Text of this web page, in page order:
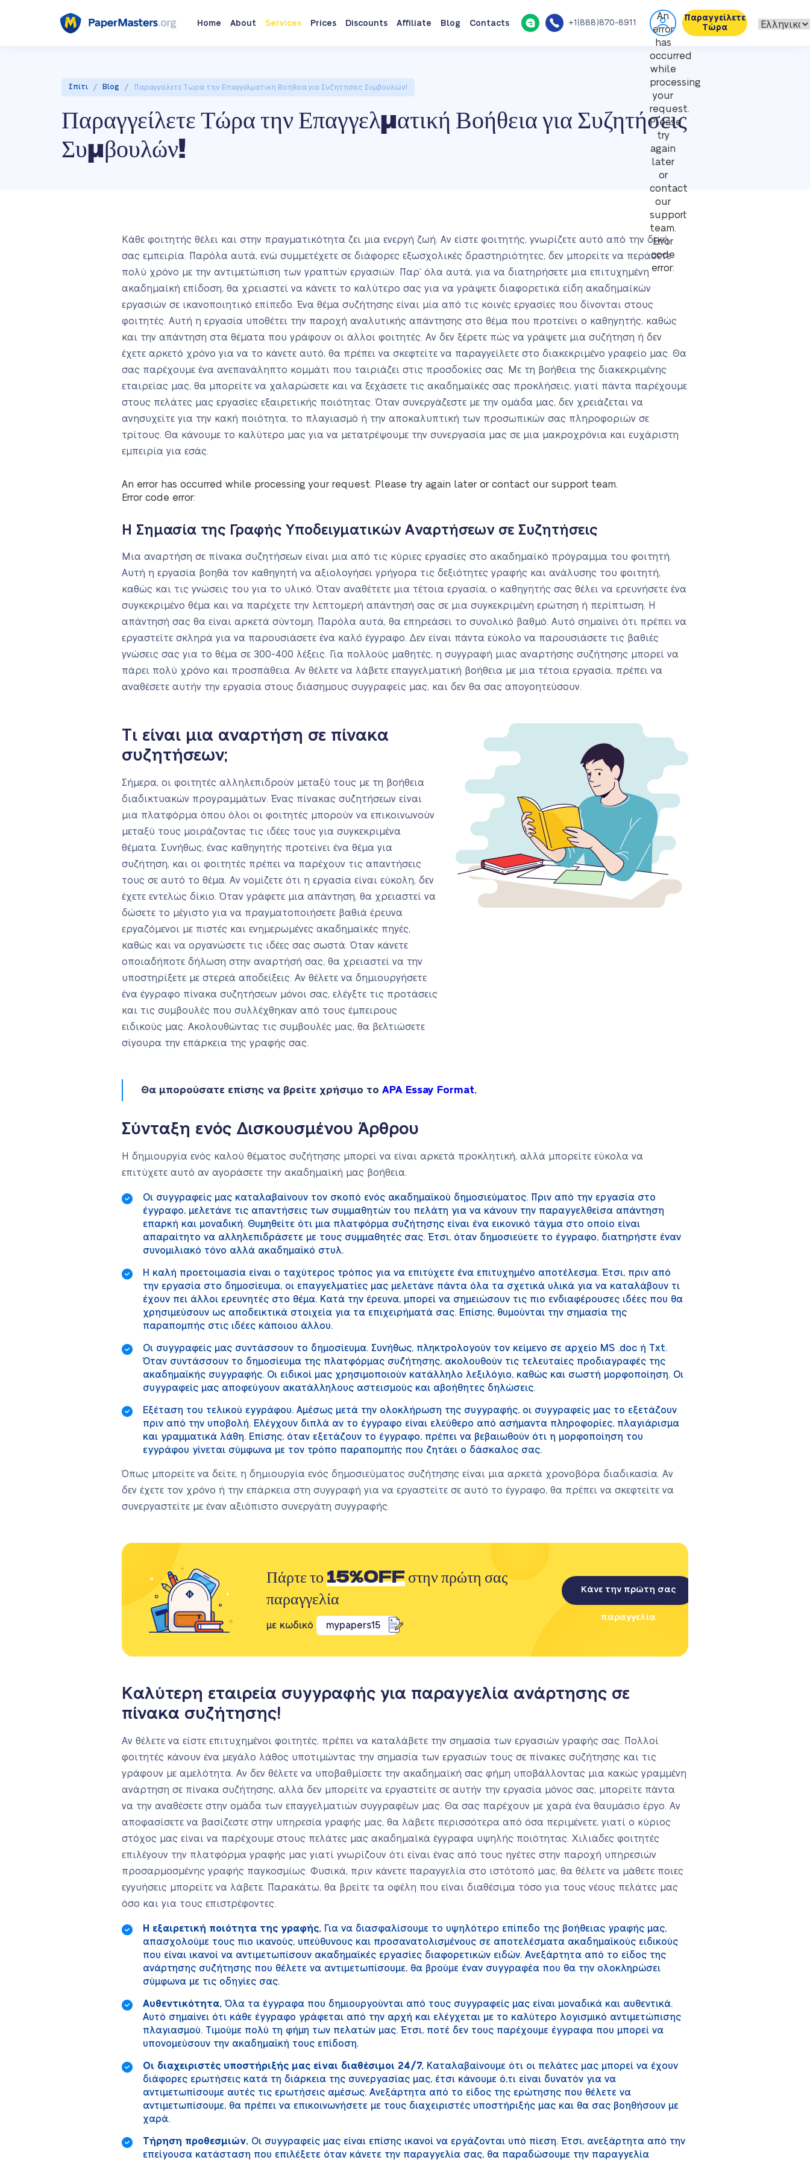
Home About Services Prices Discounts Affiliate Blog Contacts +1(888)870-8911
An
error
has
occurred
while
processing
your
request.
Please
try
again
later
or
contact
our
support
team.
Error
code
error:
Παραγγείλετε
Τώρα
Σπίτι / Blog / Παραγγείλετε Τώρα την Επαγγελματική Βοήθεια για Συζητήσεις Συμβουλών!
Παραγγείλετε Τώρα την Επαγγελματική Βοήθεια για Συζητήσεις
Συμβουλών!
Κάθε φοιτητής θέλει και στην πραγματικότητα ζει μια ενεργή ζωή. Αν είστε φοιτητής, γνωρίζετε αυτό από την δική
σας εμπειρία. Παρόλα αυτά, ενώ συμμετέχετε σε διάφορες εξωσχολικές δραστηριότητες, δεν μπορείτε να περάσετε
πολύ χρόνο με την αντιμετώπιση των γραπτών εργασιών. Παρ’ όλα αυτά, για να διατηρήσετε μια επιτυχημένη
ακαδημαϊκή επίδοση, θα χρειαστεί να κάνετε το καλύτερο σας για να γράψετε διαφορετικά είδη ακαδημαϊκών
εργασιών σε ικανοποιητικό επίπεδο. Ένα θέμα συζήτησης είναι μία από τις κοινές εργασίες που δίνονται στους
φοιτητές. Αυτή η εργασία υποθέτει την παροχή αναλυτικής απάντησης στο θέμα που προτείνει ο καθηγητής, καθώς
και την απάντηση στα θέματα που γράφουν οι άλλοι φοιτητές. Αν δεν ξέρετε πώς να γράψετε μια συζήτηση ή δεν
έχετε αρκετό χρόνο για να το κάνετε αυτό, θα πρέπει να σκεφτείτε να παραγγείλετε στο διακεκριμένο γραφείο μας. Θα
σας παρέχουμε ένα ανεπανάληπτο κομμάτι που ταιριάζει στις προσδοκίες σας. Με τη βοήθεια της διακεκριμένης
εταιρείας μας, θα μπορείτε να χαλαρώσετε και να ξεχάσετε τις ακαδημαϊκές σας προκλήσεις, γιατί πάντα παρέχουμε
στους πελάτες μας εργασίες εξαιρετικής ποιότητας. Όταν συνεργάζεστε με την ομάδα μας, δεν χρειάζεται να
ανησυχείτε για την κακή ποιότητα, το πλαγιασμό ή την αποκαλυπτική των προσωπικών σας πληροφοριών σε
τρίτους. Θα κάνουμε το καλύτερο μας για να μετατρέψουμε την συνεργασία μας σε μια μακροχρόνια και ευχάριστη
εμπειρία για εσάς.
An error has occurred while processing your request. Please try again later or contact our support team.
Error code error:
Η Σημασία της Γραφής Υποδειγματικών Αναρτήσεων σε Συζητήσεις
Μια αναρτήση σε πίνακα συζητήσεων είναι μια από τις κύριες εργασίες στο ακαδημαϊκό πρόγραμμα του φοιτητή.
Αυτή η εργασία βοηθά τον καθηγητή να αξιολογήσει γρήγορα τις δεξιότητες γραφής και ανάλυσης του φοιτητή,
καθώς και τις γνώσεις του για το υλικό. Όταν αναθέτετε μια τέτοια εργασία, ο καθηγητής σας θέλει να ερευνήσετε ένα
συγκεκριμένο θέμα και να παρέχετε την λεπτομερή απάντησή σας σε μια συγκεκριμένη ερώτηση ή περίπτωση. Η
απάντησή σας θα είναι αρκετά σύντομη. Παρόλα αυτά, θα επηρεάσει το συνολικό βαθμό. Αυτό σημαίνει ότι πρέπει να
εργαστείτε σκληρά για να παρουσιάσετε ένα καλό έγγραφο. Δεν είναι πάντα εύκολο να παρουσιάσετε τις βαθιές
γνώσεις σας για το θέμα σε 300-400 λέξεις. Για πολλούς μαθητές, η συγγραφή μιας αναρτήσης συζήτησης μπορεί να
πάρει πολύ χρόνο και προσπάθεια. Αν θέλετε να λάβετε επαγγελματική βοήθεια με μια τέτοια εργασία, πρέπει να
αναθέσετε αυτήν την εργασία στους διάσημους συγγραφείς μας, και δεν θα σας απογοητεύσουν.
Τι είναι μια αναρτήση σε πίνακα
συζητήσεων;
Σήμερα, οι φοιτητές αλληλεπιδρούν μεταξύ τους με τη βοήθεια
διαδικτυακών προγραμμάτων. Ένας πίνακας συζητήσεων είναι
μια πλατφόρμα όπου όλοι οι φοιτητές μπορούν να επικοινωνούν
μεταξύ τους μοιράζοντας τις ιδέες τους για συγκεκριμένα
θέματα. Συνήθως, ένας καθηγητής προτείνει ένα θέμα για
συζήτηση, και οι φοιτητές πρέπει να παρέχουν τις απαντήσεις
τους σε αυτό το θέμα. Αν νομίζετε ότι η εργασία είναι εύκολη, δεν
έχετε εντελώς δίκιο. Όταν γράφετε μια απάντηση, θα χρειαστεί να
δώσετε το μέγιστο για να πραγματοποιήσετε βαθιά έρευνα
εργαζόμενοι με πιστές και ενημερωμένες ακαδημαϊκές πηγές,
καθώς και να οργανώσετε τις ιδέες σας σωστά. Όταν κάνετε
οποιαδήποτε δήλωση στην αναρτήσή σας, θα χρειαστεί να την
υποστηρίξετε με στερεά αποδείξεις. Αν θέλετε να δημιουργήσετε
ένα έγγραφο πίνακα συζητήσεων μόνοι σας, ελέγξτε τις προτάσεις
και τις συμβουλές που συλλέχθηκαν από τους έμπειρους
ειδικούς μας. Ακολουθώντας τις συμβουλές μας, θα βελτιώσετε
σίγουρα την επάρκεια της γραφής σας.
Θα μπορούσατε επίσης να βρείτε χρήσιμο το APA Essay Format.
Σύνταξη ενός Δισκουσμένου Άρθρου
Η δημιουργία ενός καλού θέματος συζήτησης μπορεί να είναι αρκετά προκλητική, αλλά μπορείτε εύκολα να
επιτύχετε αυτό αν αγοράσετε την ακαδημαϊκή μας βοήθεια.
Οι συγγραφείς μας καταλαβαίνουν τον σκοπό ενός ακαδημαϊκού δημοσιεύματος. Πριν από την εργασία στο
έγγραφο, μελετάνε τις απαντήσεις των συμμαθητών του πελάτη για να κάνουν την παραγγελθείσα απάντηση
επαρκή και μοναδική. Θυμηθείτε ότι μια πλατφόρμα συζήτησης είναι ένα εικονικό τάγμα στο οποίο είναι
απαραίτητο να αλληλεπιδράσετε με τους συμμαθητές σας. Έτσι, όταν δημοσιεύετε το έγγραφο, διατηρήστε έναν
συνομιλιακό τόνο αλλά ακαδημαϊκό στυλ.
Η καλή προετοιμασία είναι ο ταχύτερος τρόπος για να επιτύχετε ένα επιτυχημένο αποτέλεσμα. Έτσι, πριν από
την εργασία στο δημοσίευμα, οι επαγγελματίες μας μελετάνε πάντα όλα τα σχετικά υλικά για να καταλάβουν τι
έχουν πει άλλοι ερευνητές στο θέμα. Κατά την έρευνα, μπορεί να σημειώσουν τις πιο ενδιαφέρουσες ιδέες που θα
χρησιμεύσουν ως αποδεικτικά στοιχεία για τα επιχειρήματά σας. Επίσης, θυμούνται την σημασία της
παραπομπής στις ιδέες κάποιου άλλου.
Οι συγγραφείς μας συντάσσουν το δημοσίευμα. Συνήθως, πληκτρολογούν τον κείμενο σε αρχείο MS .doc ή Txt.
Όταν συντάσσουν το δημοσίευμα της πλατφόρμας συζήτησης, ακολουθούν τις τελευταίες προδιαγραφές της
ακαδημαϊκής συγγραφής. Οι ειδικοί μας χρησιμοποιούν κατάλληλο λεξιλόγιο, καθώς και σωστή μορφοποίηση. Οι
συγγραφείς μας αποφεύγουν ακατάλληλους αστεισμούς και αβοήθητες δηλώσεις.
Εξέταση του τελικού εγγράφου. Αμέσως μετά την ολοκλήρωση της συγγραφής, οι συγγραφείς μας το εξετάζουν
πριν από την υποβολή. Ελέγχουν διπλά αν το έγγραφο είναι ελεύθερο από ασήμαντα πληροφορίες, πλαγιάρισμα
και γραμματικά λάθη. Επίσης, όταν εξετάζουν το έγγραφο, πρέπει να βεβαιωθούν ότι η μορφοποίηση του
εγγράφου γίνεται σύμφωνα με τον τρόπο παραπομπής που ζητάει ο δάσκαλος σας.
Όπως μπορείτε να δείτε, η δημιουργία ενός δημοσιεύματος συζήτησης είναι μια αρκετά χρονοβόρα διαδικασία. Αν
δεν έχετε τον χρόνο ή την επάρκεια στη συγγραφή για να εργαστείτε σε αυτό το έγγραφο, θα πρέπει να σκεφτείτε να
συνεργαστείτε με έναν αξιόπιστο συνεργάτη συγγραφής.
Πάρτε το15%OFFστην πρώτη σας
παραγγελία
με κωδικό mypapers15
Κάνε την πρώτη σας
παραγγελία
Καλύτερη εταιρεία συγγραφής για παραγγελία ανάρτησης σε
πίνακα συζήτησης!
Αν θέλετε να είστε επιτυχημένοι φοιτητές, πρέπει να καταλάβετε την σημασία των εργασιών γραφής σας. Πολλοί
φοιτητές κάνουν ένα μεγάλο λάθος υποτιμώντας την σημασία των εργασιών τους σε πίνακες συζήτησης και τις
γράφουν με αμελότητα. Αν δεν θέλετε να υποβαθμίσετε την ακαδημαϊκή σας φήμη υποβάλλοντας μια κακώς γραμμένη
ανάρτηση σε πίνακα συζήτησης, αλλά δεν μπορείτε να εργαστείτε σε αυτήν την εργασία μόνος σας, μπορείτε πάντα
να την αναθέσετε στην ομάδα των επαγγελματιών συγγραφέων μας. Θα σας παρέχουν με χαρά ένα θαυμάσιο έργο. Αν
αποφασίσετε να βασίζεστε στην υπηρεσία γραφής μας, θα λάβετε περισσότερα από όσα περιμένετε, γιατί ο κύριος
στόχος μας είναι να παρέχουμε στους πελάτες μας ακαδημαϊκά έγγραφα υψηλής ποιότητας. Χιλιάδες φοιτητές
επιλέγουν την πλατφόρμα γραφής μας γιατί γνωρίζουν ότι είναι ένας από τους ηγέτες στην παροχή υπηρεσιών
προσαρμοσμένης γραφής παγκοσμίως. Φυσικά, πριν κάνετε παραγγελία στο ιστότοπό μας, θα θέλετε να μάθετε ποιες
εγγυήσεις μπορείτε να λάβετε. Παρακάτω, θα βρείτε τα οφέλη που είναι διαθέσιμα τόσο για τους νέους πελάτες μας
όσο και για τους επιστρέφοντες.
Η εξαιρετική ποιότητα της γραφής. Για να διασφαλίσουμε το υψηλότερο επίπεδο της βοήθειας γραφής μας,
απασχολούμε τους πιο ικανούς, υπεύθυνους και προσανατολισμένους σε αποτελέσματα ακαδημαϊκούς ειδικούς
που είναι ικανοί να αντιμετωπίσουν ακαδημαϊκές εργασίες διαφορετικών ειδών. Ανεξάρτητα από το είδος της
ανάρτησης συζήτησης που θέλετε να αντιμετωπίσουμε, θα βρούμε έναν συγγραφέα που θα την ολοκληρώσει
σύμφωνα με τις οδηγίες σας.
Αυθεντικότητα. Όλα τα έγγραφα που δημιουργούνται από τους συγγραφείς μας είναι μοναδικά και αυθεντικά.
Αυτό σημαίνει ότι κάθε έγγραφο γράφεται από την αρχή και ελέγχεται με το καλύτερο λογισμικό αντιμετώπισης
πλαγιασμού. Τιμούμε πολύ τη φήμη των πελατών μας. Έτσι, ποτέ δεν τους παρέχουμε έγγραφα που μπορεί να
υπονομεύσουν την ακαδημαϊκή τους επίδοση.
Οι διαχειριστές υποστήριξής μας είναι διαθέσιμοι 24/7. Καταλαβαίνουμε ότι οι πελάτες μας μπορεί να έχουν
διάφορες ερωτήσεις κατά τη διάρκεια της συνεργασίας μας, έτσι κάνουμε ό,τι είναι δυνατόν για να
αντιμετωπίσουμε αυτές τις ερωτήσεις αμέσως. Ανεξάρτητα από το είδος της ερώτησης που θέλετε να
αντιμετωπίσουμε, θα πρέπει να επικοινωνήσετε με τους διαχειριστές υποστήριξής μας και θα σας βοηθήσουν με
χαρά.
Τήρηση προθεσμιών. Οι συγγραφείς μας είναι επίσης ικανοί να εργάζονται υπό πίεση. Έτσι, ανεξάρτητα από την
επείγουσα κατάσταση που επιλέξετε όταν κάνετε την παραγγελία σας, θα παραδώσουμε την παραγγελία